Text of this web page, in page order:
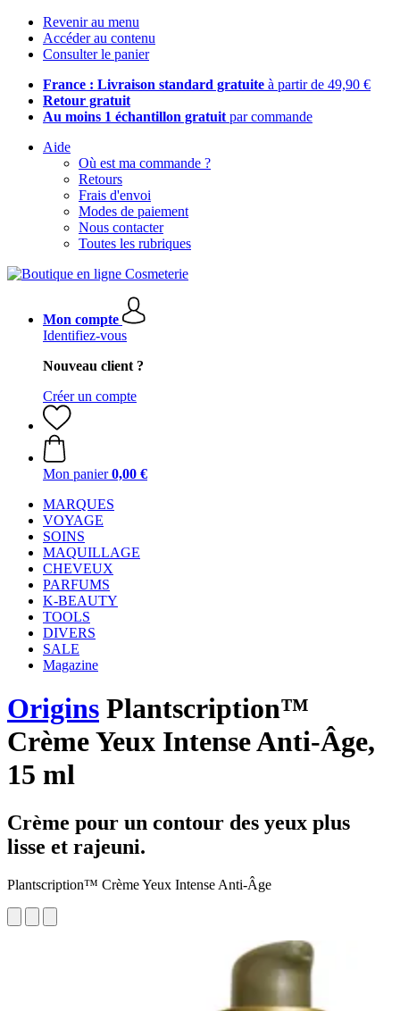
Revenir au menu
Accéder au contenu
Consulter le panier
France : Livraison standard gratuite à partir de 49,90 €
Retour gratuit
Au moins 1 échantillon gratuit par commande
Aide
Où est ma commande ?
Retours
Frais d'envoi
Modes de paiement
Nous contacter
Toutes les rubriques
Mon compte
Identifiez-vous
Nouveau client ?
Créer un compte
Mon panier 0,00 €
MARQUES
VOYAGE
SOINS
MAQUILLAGE
CHEVEUX
PARFUMS
K-BEAUTY
TOOLS
DIVERS
SALE
Magazine
Origins Plantscription™
Crème Yeux Intense Anti-Âge,
15 ml
Crème pour un contour des yeux plus
lisse et rajeuni.
Plantscription™ Crème Yeux Intense Anti-Âge